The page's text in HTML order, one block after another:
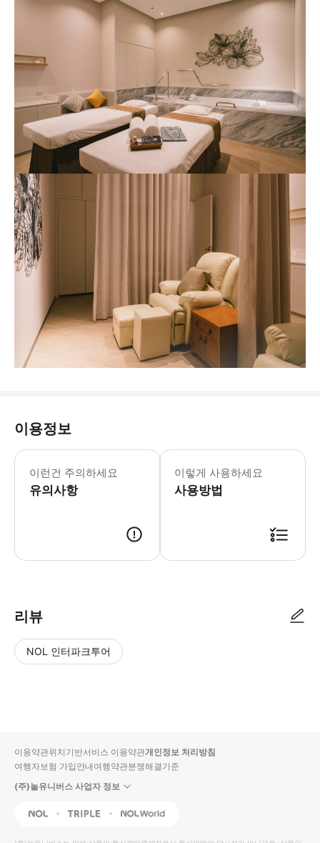
이용정보
이런건 주의하세요
유의사항
이렇게 사용하세요
사용방법
리뷰
NOL 인터파크투어
입니
다.
높
동
순
상
이용약관위치기반서비스 이용약관개인정보 처리방침
여행자보험 가입안내여행약관분쟁해결기준
(주)놀유니버스 사업자 정보
NOL Triple Interpark Global